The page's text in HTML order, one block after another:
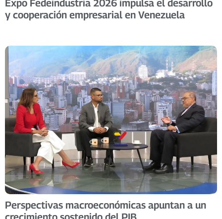
Expo Fedeindustria 2026 impulsa el desarrollo
y cooperación empresarial en Venezuela
Perspectivas macroeconómicas apuntan a un